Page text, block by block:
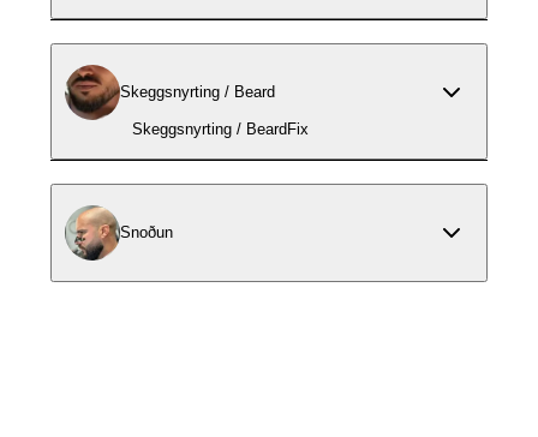
Skeggsnyrting / Beard
Skeggsnyrting / BeardFix
Snoðun